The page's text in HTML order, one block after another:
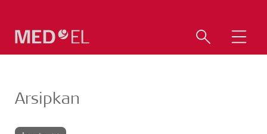
Arsipkan